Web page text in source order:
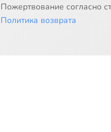
Пожертвование согласно
Политика возврата